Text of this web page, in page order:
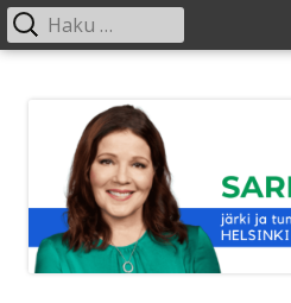
Ensisijainen
Haku: